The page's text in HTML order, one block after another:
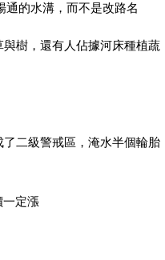
通的水溝，而不是改路名
樹，還有人佔據河床種植蔬
二級警戒區，淹水半個輪胎
定漲